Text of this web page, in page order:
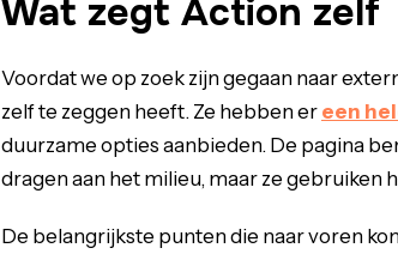
Wat zegt Action zelf
Voordat we op zoek zijn gegaan naar
zelf te zeggen heeft. Ze hebben er een
duurzame opties aanbieden. De pagina
dragen aan het milieu, maar ze gebruiken
De belangrijkste punten die naar voren